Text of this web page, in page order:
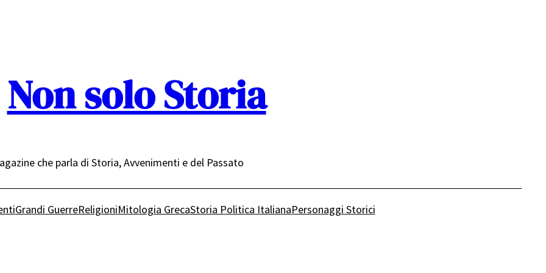
Non solo Storia
che parla di Storia, Avvenimenti e del Passato
Grandi GuerreReligioniMitologia GrecaStoria Politica ItalianaPersonaggi Storici